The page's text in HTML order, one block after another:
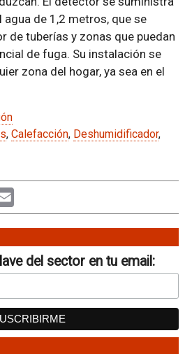
agua de 1,2 metros, que se
de tuberías y zonas que puedan
de fuga. Su instalación se
zona del hogar, ya sea en el
, Calefacción, Deshumidificador,
del sector en tu email: